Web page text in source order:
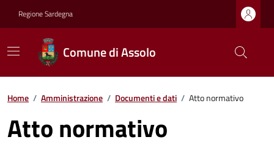
Regione Sardegna
Comune di Assolo
Home / Amministrazione / Documenti e dati / Atto normativo
Atto normativo